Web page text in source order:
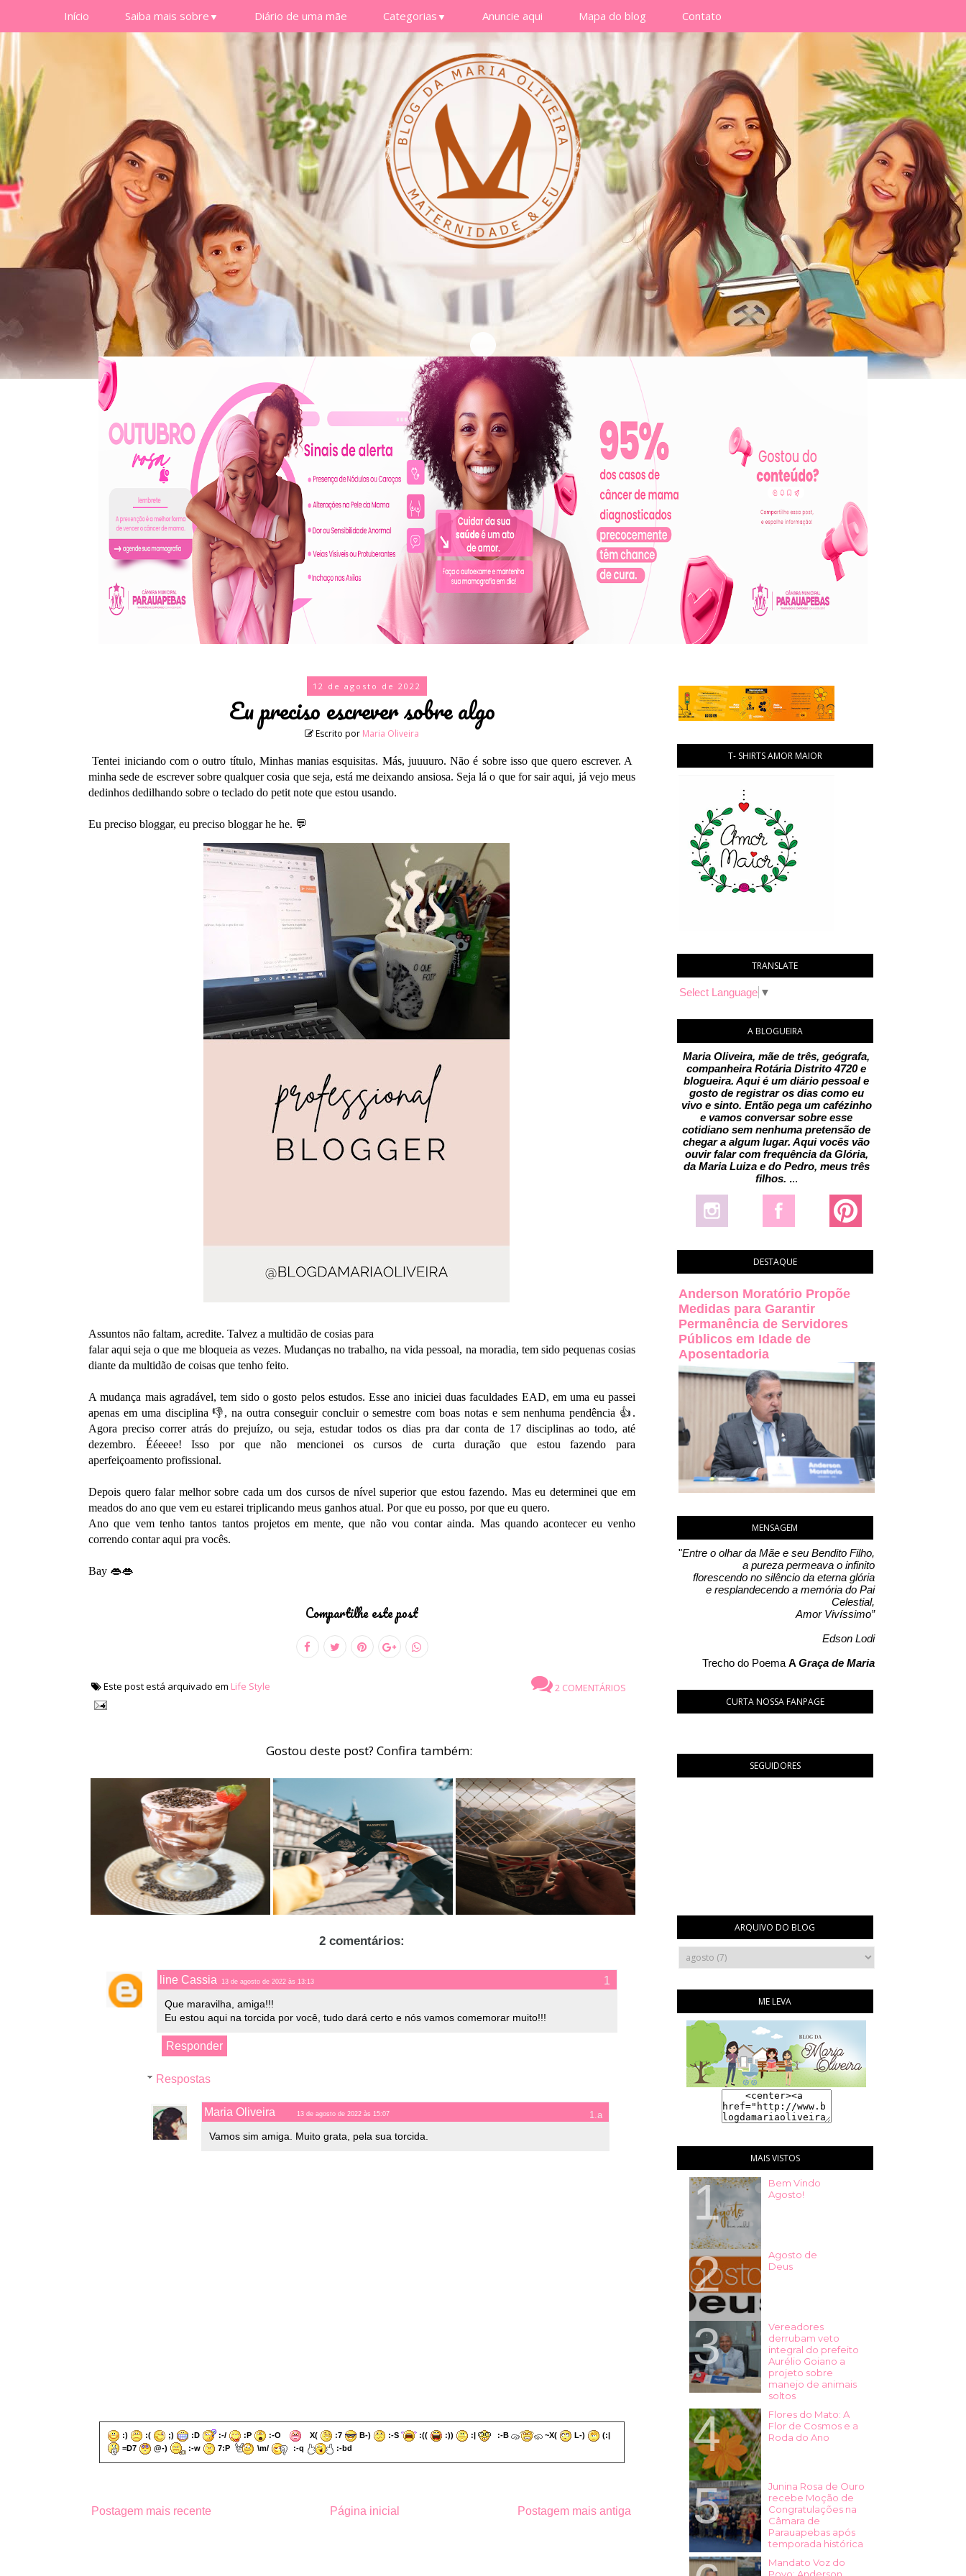
Início Saiba mais sobre ▼ Diário de uma mãe Categorias ▼ Anuncie aqui Mapa do blog Contato
12 de agosto de 2022
Eu preciso escrever sobre algo
Escrito por Maria Oliveira
Tentei iniciando com o outro título, Minhas manias esquisitas. Más, juuuuro. Não é sobre isso que quero escrever. A
minha sede de escrever sobre qualquer cosia que seja, está me deixando ansiosa. Seja lá o que for sair aqui, já vejo meus
dedinhos dedilhando sobre o teclado do petit note que estou usando.
Eu preciso bloggar, eu preciso bloggar he he. 💬
Assuntos não faltam, acredite. Talvez a multidão de cosias para
falar aqui seja o que me bloqueia as vezes. Mudanças no trabalho, na vida pessoal, na moradia, tem sido pequenas cosias
diante da multidão de coisas que tenho feito.
A mudança mais agradável, tem sido o gosto pelos estudos. Esse ano iniciei duas faculdades EAD, em uma eu passei
apenas em uma disciplina 👎, na outra conseguir concluir o semestre com boas notas e sem nenhuma pendência 👍.
Agora preciso correr atrás do prejuízo, ou seja, estudar todos os dias pra dar conta de 17 disciplinas ao todo, até
dezembro. Ééeeee! Isso por que não mencionei os cursos de curta duração que estou fazendo para
aperfeiçoamento profissional.
Depois quero falar melhor sobre cada um dos cursos de nível superior que estou fazendo. Mas eu determinei que em
meados do ano que vem eu estarei triplicando meus ganhos atual. Por que eu posso, por que eu quero.
Ano que vem tenho tantos tantos projetos em mente, que não vou contar ainda. Mas quando acontecer eu venho
correndo contar aqui pra vocês.
Bay 👄👄
Compartilhe este post
2 COMENTÁRIOS
Este post está arquivado em Life Style
Gostou deste post? Confira também:
2 comentários:
line Cassia 13 de agosto de 2022 às 13:13
Que maravilha, amiga!!!
Eu estou aqui na torcida por você, tudo dará certo e nós vamos comemorar muito!!!
Responder
Respostas
Maria Oliveira 13 de agosto de 2022 às 15:07
Vamos sim amiga. Muito grata, pela sua torcida.
:) :( ;) :D :-/ :P :-O X( :7 B-) :-S :(( :)) :| :-B ~X( L-)
(:|
=D7
@-) :-w 7:P \m/ :-q :-bd
Postagem mais recente Postagem mais antiga
Página inicial
T- SHIRTS AMOR MAIOR
TRANSLATE
Select Language ▼
A BLOGUEIRA
Maria Oliveira, mãe de três, geógrafa,
companheira Rotária Distrito 4720 e
blogueira. Aqui é um diário pessoal e
gosto de registrar os dias como eu
vivo e sinto. Então pega um cafézinho
e vamos conversar sobre esse
cotidiano sem nenhuma pretensão de
chegar a algum lugar. Aqui vocês vão
ouvir falar com frequência da Glória,
da Maria Luiza e do Pedro, meus três
filhos. ...
DESTAQUE
Anderson Moratório Propõe
Medidas para Garantir
Permanência de Servidores
Públicos em Idade de
Aposentadoria
MENSAGEM
"Entre o olhar da Mãe e seu Bendito Filho,
a pureza permeava o infinito
florescendo no silêncio da eterna glória
e resplandecendo a memória do Pai
Celestial,
Amor Vivíssimo”
Edson Lodi
Trecho do Poema A Graça de Maria
CURTA NOSSA FANPAGE
SEGUIDORES
ARQUIVO DO BLOG
ME LEVA
MAIS VISTOS
Bem Vindo
Agosto!
Agosto de
Deus
Vereadores
derrubam veto
integral do prefeito
Aurélio Goiano a
projeto sobre
manejo de animais
soltos
Flores do Mato: A
Flor de Cosmos e a
Roda do Ano
Junina Rosa de Ouro
recebe Moção de
Congratulações na
Câmara de
Parauapebas após
temporada histórica
Mandato Voz do